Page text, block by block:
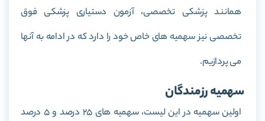
همانند پزشکی تخصصی، آزمون دستیاری پزشکی فوق
تخصصی نیز سهمیه های خاص خود را دارد که در ادامه به آنها
می پردازیم.
سهمیه رزمندگان
اولین سهمیه در این لیست، سهمیه های 25 درصد و 5 درصد